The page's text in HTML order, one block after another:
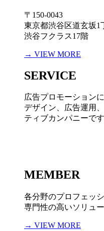
〒150-0043
東京都渋谷区道玄坂1
渋谷フクラス17階
→ VIEW MORE
SERVICE
広告プロモーション
デザイン、広告運用
ティブカンパニーです
MEMBER
各分野のプロフェッ
専門性の高いソリュ
→ VIEW MORE